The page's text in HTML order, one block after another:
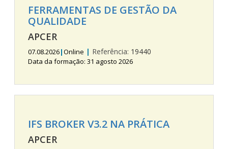
FERRAMENTAS DE GESTÃO DA
QUALIDADE
APCER
07.08.2026|Online | Referência: 19440
Data da formação: 31 agosto 2026
IFS BROKER V3.2 NA PRÁTICA
APCER